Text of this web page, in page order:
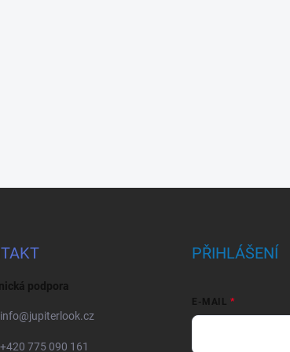
podpora
info@jupiterlook.cz
+420 775 090 161
PŘIHLÁŠENÍ
E-MAIL